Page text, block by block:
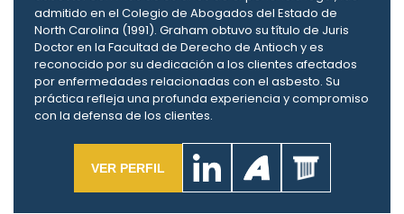
admitido en el Colegio de Abogados del Estado de
North Carolina (1991). Graham obtuvo su título de Juris
Doctor en la Facultad de Derecho de Antioch y es
reconocido por su dedicación a los clientes afectados
por enfermedades relacionadas con el asbesto. Su
práctica refleja una profunda experiencia y compromiso
con la defensa de los clientes.
VER PERFIL